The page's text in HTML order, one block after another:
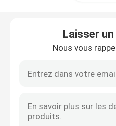
Véhicules de BYD New
Laisser
Nous vous